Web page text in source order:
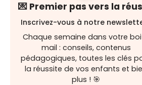
💌 Premier pas vers la
Inscrivez-vous à notre
Chaque semaine dans votre
mail : conseils, contenus
pédagogiques, toutes les clés
la réussite de vos enfants et
plus ! 🎯